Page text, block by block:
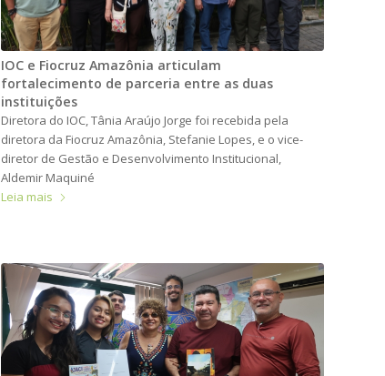
IOC e Fiocruz Amazônia articulam
fortalecimento de parceria entre as duas
instituições
Diretora do IOC, Tânia Araújo Jorge foi recebida pela
diretora da Fiocruz Amazônia, Stefanie Lopes, e o vice-
diretor de Gestão e Desenvolvimento Institucional,
Aldemir Maquiné
Leia mais